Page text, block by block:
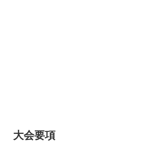
大会要項